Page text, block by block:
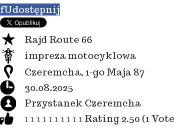
fUdostępnij
Rajd Route 66
impreza motocyklowa
Czeremcha, 1-go Maja 87
30.08.2025
Przystanek Czeremcha
1 1 1 1 1 1 1 1 1 1 Rating 2.50 (1